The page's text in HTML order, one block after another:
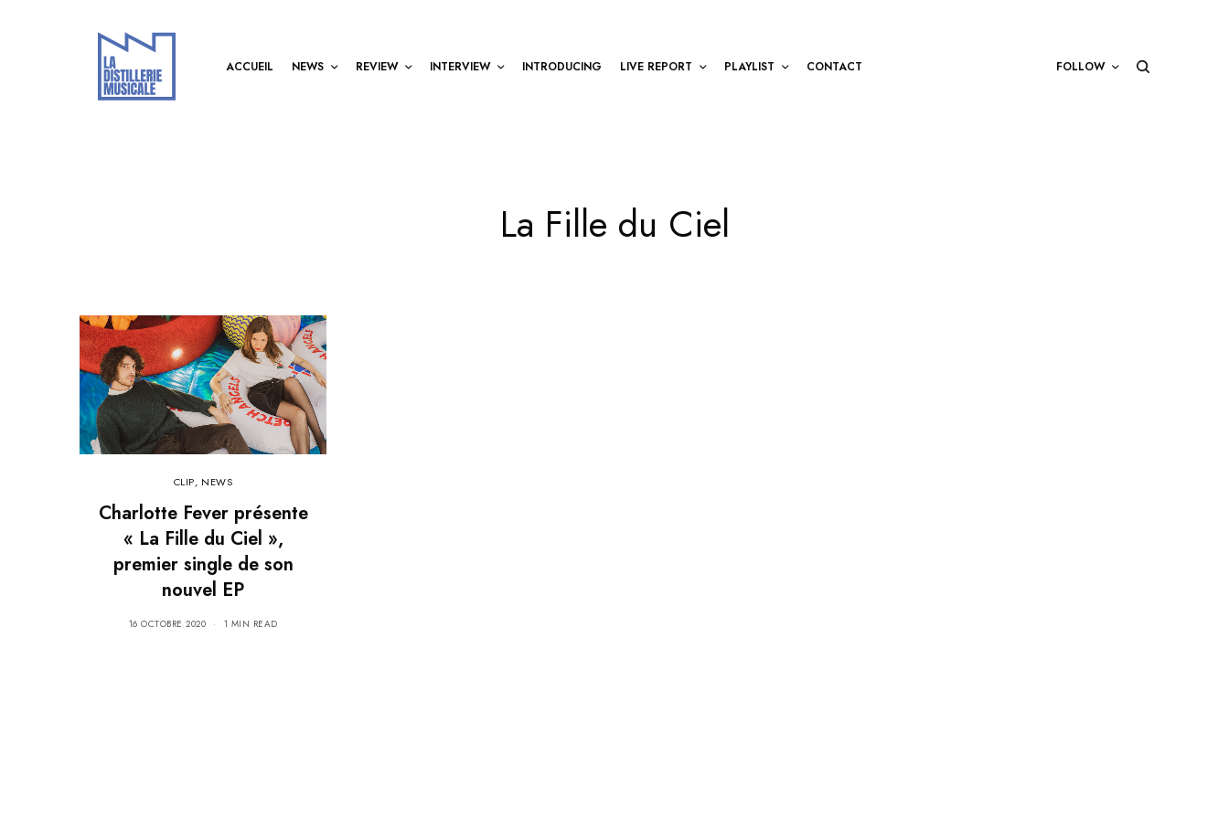
ACCUEIL NEWS REVIEW INTERVIEW INTRODUCING LIVE REPORT PLAYLIST CONTACT FOLLOW
La Fille du Ciel
CLIP, NEWS
Charlotte Fever présente
« La Fille du Ciel »,
premier single de son
nouvel EP
16 OCTOBRE 2020 1 MIN READ